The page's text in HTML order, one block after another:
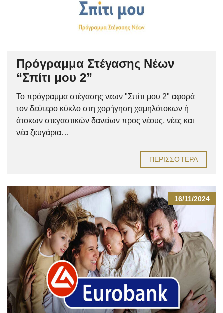
Πρόγραμμα Στέγασης Νέων
“Σπίτι μου 2”
Το πρόγραμμα στέγασης νέων "Σπίτι μου 2" αφορά
τον δεύτερο κύκλο στη χορήγηση χαμηλότοκων ή
άτοκων στεγαστικών δανείων προς νέους, νέες και
νέα ζευγάρια…
ΠΕΡΙΣΣΌΤΕΡΑ
16/11/2024